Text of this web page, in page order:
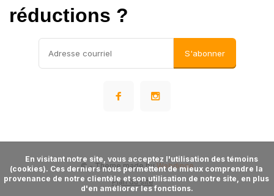
réductions ?
S'abonner
Plan du site
©- Theme made byWebdinge
(cookies). Ces derniers nous permettent de mieux comprendre la
provenance de notre clientèle et son utilisation de notre site, en plus
d'en améliorer les fonctions.